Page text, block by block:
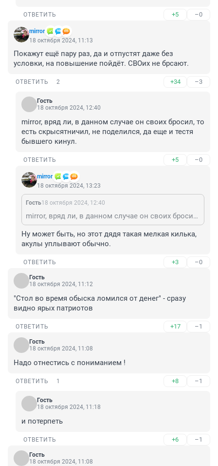
ОТВЕТИТЬ +5 –0
mirror
18 октября 2024, 11:13
Покажут ещё пару раз, да и отпустят даже без
условки, на повышение пойдёт. СВОих не брсают.
ОТВЕТИТЬ 2 +34 –3
Гость
18 октября 2024, 12:40
mirror, вряд ли, в данном случае он своих бросил, то
есть скрысятничил, не поделился, да еще и тестя
бывшего кинул.
ОТВЕТИТЬ +5 –0
mirror
18 октября 2024, 13:23
Гость18 октября 2024, 12:40
mirror, вряд ли, в данном случае он своих бросил, то есть скрысятничил, не поделился, да еще и тестя бывшего кинул.
Ну может быть, но этот дядя такая мелкая килька,
акулы уплывают обычно.
ОТВЕТИТЬ +3 –0
Гость
18 октября 2024, 11:12
"Стол во время обыска ломился от денег" - сразу
видно ярых патриотов
ОТВЕТИТЬ +17 –1
Гость
18 октября 2024, 11:08
Надо отнестись с пониманием !
ОТВЕТИТЬ 1 +8 –1
Гость
18 октября 2024, 11:18
и потерпеть
ОТВЕТИТЬ +6 –1
Гость
18 октября 2024, 11:08